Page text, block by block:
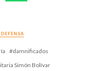
damnificados
Simón Bolívar